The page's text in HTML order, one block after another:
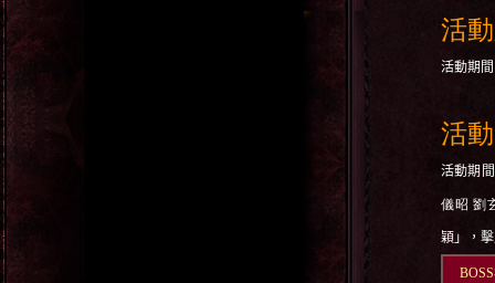
活
活動期
活動
活動期
儀昭 劉
穎」，
BOSS